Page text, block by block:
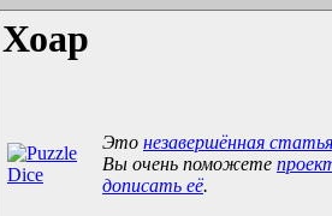
Хоар
Это незавершённая статья
Вы очень поможете
дописать её.